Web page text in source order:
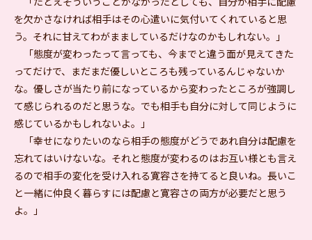
を欠かさなければ相手はその心遣いに気付いてくれていると思
う。それに甘えてわがまましているだけなのかもしれない。」
「態度が変わったって言っても、今までと違う面が見えてきた
ってだけで、まだまだ優しいところも残っているんじゃないか
な。優しさが当たり前になっているから変わったところが強調し
て感じられるのだと思うな。でも相手も自分に対して同じように
感じているかもしれないよ。」
「幸せになりたいのなら相手の態度がどうであれ自分は配慮を
忘れてはいけないな。それと態度が変わるのはお互い様とも言え
るので相手の変化を受け入れる寛容さを持てると良いね。長いこ
と一緒に仲良く暮らすには配慮と寛容さの両方が必要だと思う
よ。」